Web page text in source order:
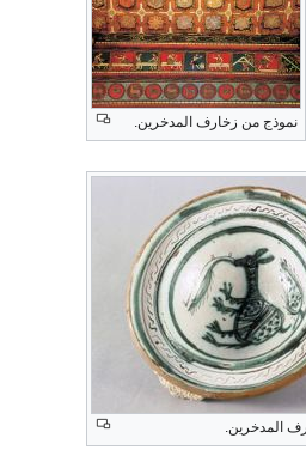
نموذج من زخارف المدخرين.
المدخرين.